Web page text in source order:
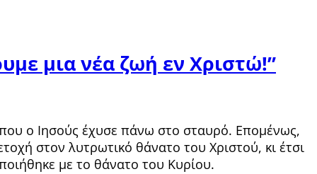
μια νέα ζωή εν Χριστώ!”
ο Ιησούς έχυσε πάνω στο σταυρό. Επομένως,
στον λυτρωτικό θάνατο του Χριστού, κι έτσι
με το θάνατο του Κυρίου.